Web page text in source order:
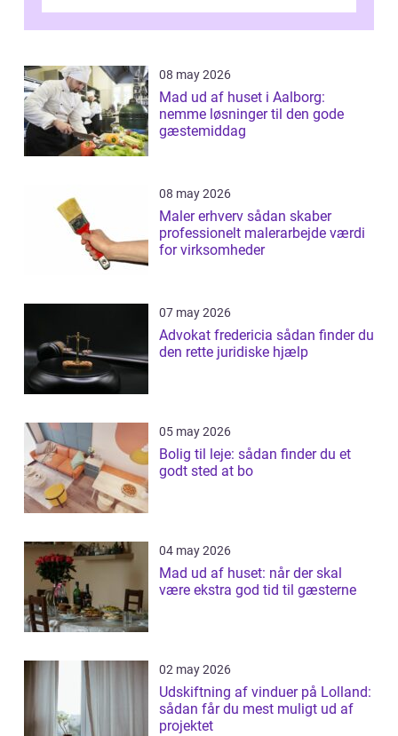
08 may 2026
Mad ud af huset i Aalborg:
nemme løsninger til den gode
gæstemiddag
08 may 2026
Maler erhverv sådan skaber
professionelt malerarbejde værdi
for virksomheder
07 may 2026
Advokat fredericia sådan finder du
den rette juridiske hjælp
05 may 2026
Bolig til leje: sådan finder du et
godt sted at bo
04 may 2026
Mad ud af huset: når der skal
være ekstra god tid til gæsterne
02 may 2026
Udskiftning af vinduer på Lolland:
sådan får du mest muligt ud af
projektet